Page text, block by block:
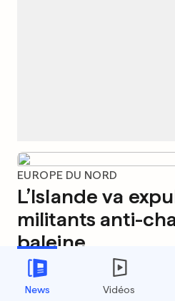
EUROPE DU NORD
L’Islande va
militants anti-
baleine
1
News Vidéos